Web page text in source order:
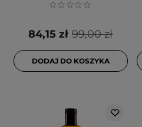
99,00 zł
84,15 zł
DODAJ DO KOSZYKA